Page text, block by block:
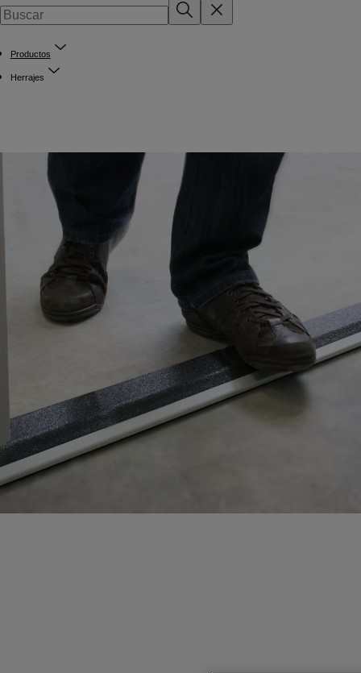
Productos
Herrajes